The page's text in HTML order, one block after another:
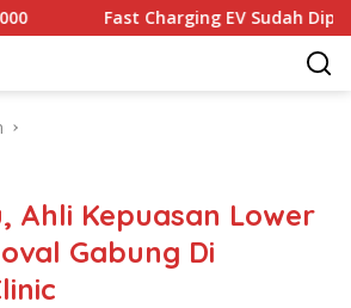
Fast Charging EV Sudah Diproduksi
Ahli Kepuasan Lower
Gabung Di